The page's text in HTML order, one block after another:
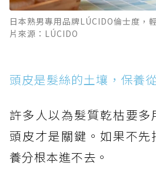
日本熟男專用品牌LÚCIDO倫士度，
片來源：LÚCIDO
頭皮是髮絲的土壤，保養
許多人以為髮質乾枯要
頭皮才是關鍵。如果不先
養分根本進不去。